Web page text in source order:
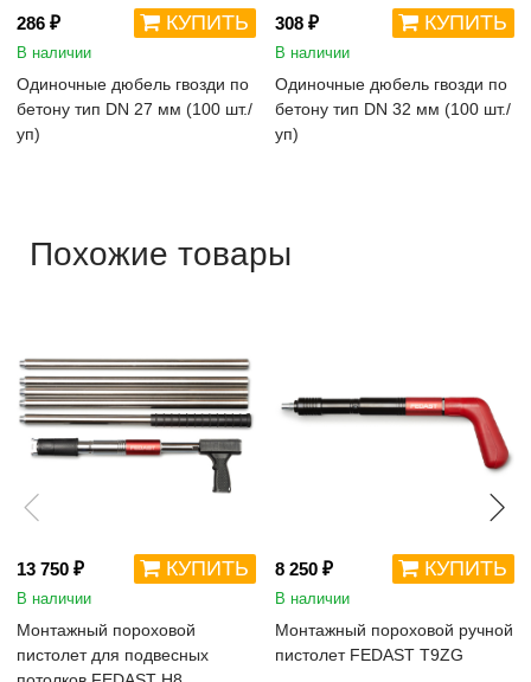
286 ₽ КУПИТЬ
В наличии
Одиночные дюбель гвозди по
бетону тип DN 27 мм (100 шт./
уп)
308 ₽ КУПИТЬ
В наличии
Одиночные дюбель гвозди по
бетону тип DN 32 мм (100 шт./
уп)
Похожие товары
13 750 ₽ КУПИТЬ
В наличии
Монтажный пороховой
пистолет для подвесных
8 250 ₽ КУПИТЬ
В наличии
Монтажный пороховой ручной
пистолет FEDAST Т9ZG